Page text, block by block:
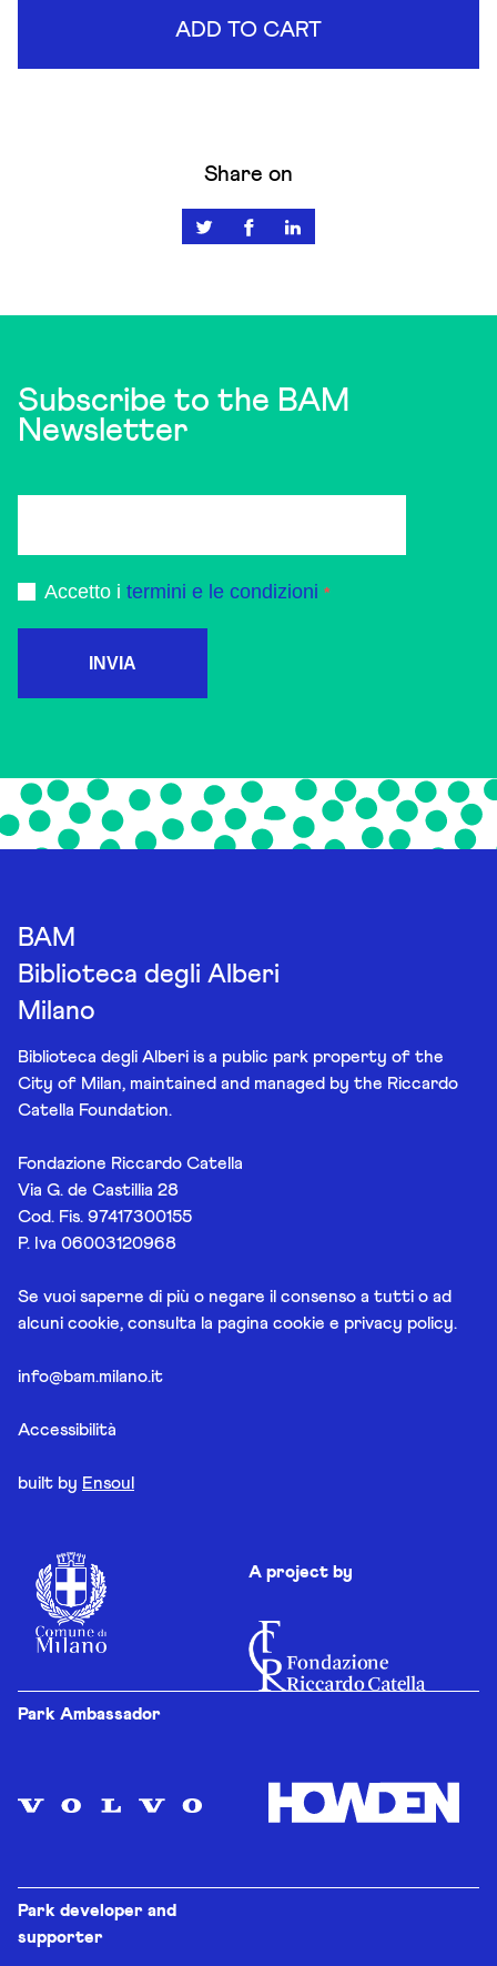
ADD TO CART
Share on
Subscribe to the BAM
Newsletter
Accetto i termini e le condizioni
INVIA
BAM
Biblioteca degli Alberi
Milano
Biblioteca degli Alberi is a public park property of the
City of Milan, maintained and managed by the Riccardo
Catella Foundation.
Fondazione Riccardo Catella
Via G. de Castillia 28
Cod. Fis. 97417300155
P. Iva 06003120968
Se vuoi saperne di più o negare il consenso a tutti o ad
alcuni cookie, consulta la pagina cookie e privacy policy.
info@bam.milano.it
Accessibilità
built by Ensoul
A project by
Park Ambassador
Park developer and
supporter